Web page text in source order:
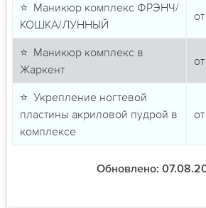
⭐ Маникюр комплекс ФРЭНЧ/
КОШКА/ЛУННЫЙ
от
⭐ Маникюр комплекс в
Жаркент
от
⭐ Укрепление ногтевой
пластины акриловой пудрой в
комплексе
от
Обновлено: